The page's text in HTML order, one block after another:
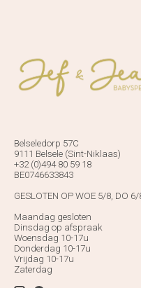
Belseledorp 57C
9111 Belsele (Sint-Niklaas)
+32 (0)494 80 59 18
BE0746633843
GESLOTEN OP WOE 5/8, DO
Maandag gesloten
Dinsdag op afspraak
Woensdag 10-17u
Donderdag 10-17u
Vrijdag 10-17u
Zaterdag